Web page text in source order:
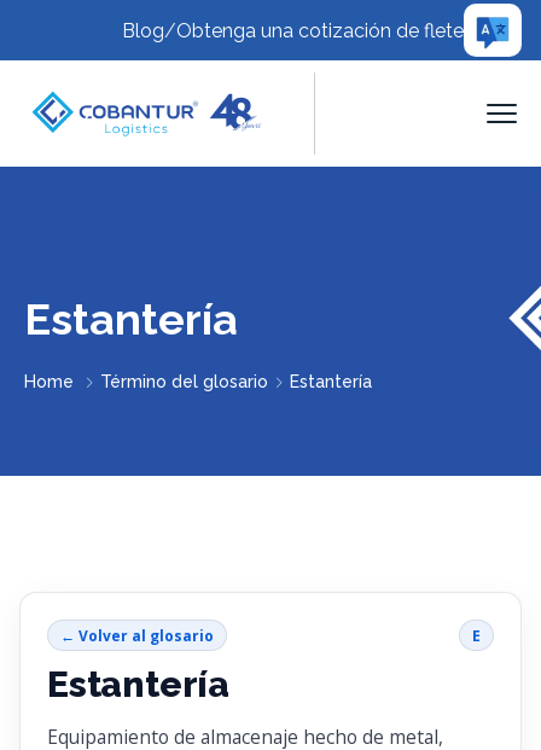
Blog/Obtenga una cotización de flete
Estantería
Home Término del glosario Estantería
← Volver al glosario E
Estantería
Equipamiento de almacenaje hecho de metal,